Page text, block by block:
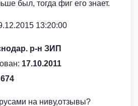
был, тогда фиг его знает.
13:20:00
р-н ЗИП
17.10.2011
674
на ниву,отзывы?